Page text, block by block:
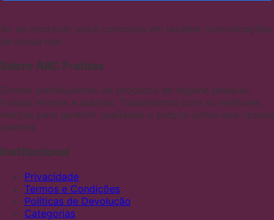
Ao se inscrever, você concorda em receber comunicações
de nossa loja.
Sobre ABC Fraldas
Somos distribuidores de produtos de higiene pessoal,
fraldas infantis e adultas. Trabalhamos com as melhores
marcas para garantir qualidade e preços justos aos nossos
clientes
Institucional
Privacidade
Termos e Condições
Políticas de Devolução
Categorias